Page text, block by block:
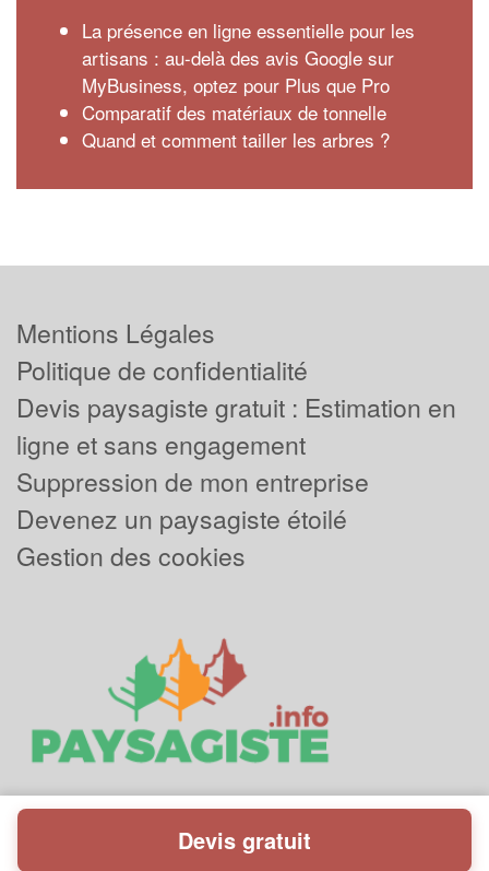
La présence en ligne essentielle pour les
artisans : au-delà des avis Google sur
MyBusiness, optez pour Plus que Pro
Comparatif des matériaux de tonnelle
Quand et comment tailler les arbres ?
Mentions Légales
Politique de confidentialité
Devis paysagiste gratuit : Estimation en
ligne et sans engagement
Suppression de mon entreprise
Devenez un paysagiste étoilé
Gestion des cookies
Powered byPlus que pro
Devis gratuit